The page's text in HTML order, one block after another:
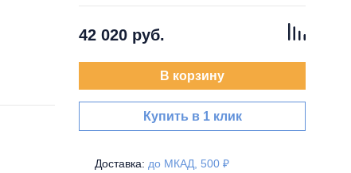
42 020 руб.
В корзину
Купить в 1 клик
Доставка: до МКАД, 500 ₽